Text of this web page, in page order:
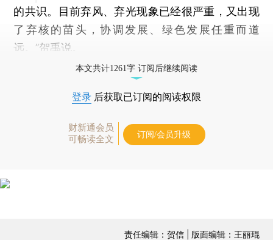
的共识。目前弃风、弃光现象已经很严重，又出现
了弃核的苗头，协调发展、绿色发展任重而道
远。”贺禹说。
本文共计1261字 订阅后继续阅读
登录 后获取已订阅的阅读权限
财新通会员
可畅读全文
订阅/会员升级
责任编辑：贺信 | 版面编辑：王丽琨